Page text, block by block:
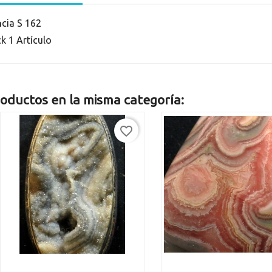
S 162
1 Artículo
en la misma categoría:
favorite_border